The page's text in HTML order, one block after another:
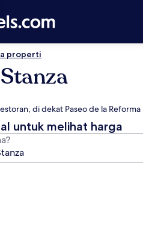
properti
di dekat Paseo de la Reforma
untuk melihat harga